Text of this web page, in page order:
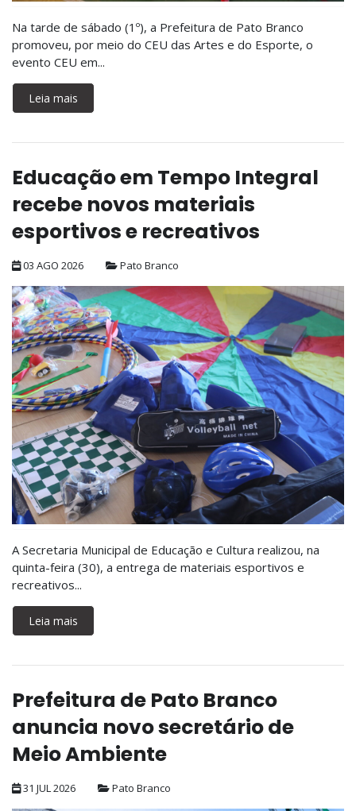
Na tarde de sábado (1º), a Prefeitura de Pato Branco
promoveu, por meio do CEU das Artes e do Esporte, o
evento CEU em...
Leia mais
Educação em Tempo Integral
recebe novos materiais
esportivos e recreativos
03 AGO 2026 Pato Branco
A Secretaria Municipal de Educação e Cultura realizou, na
quinta-feira (30), a entrega de materiais esportivos e
recreativos...
Leia mais
Prefeitura de Pato Branco
anuncia novo secretário de
Meio Ambiente
31 JUL 2026 Pato Branco